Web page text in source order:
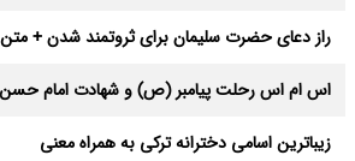
راز دعای حضرت سلیمان برای ثروتمند شدن +
اس ام اس رحلت پیامبر (ص) و شهادت امام
زیباترین اسامی دخترانه ترکی به همراه معنی